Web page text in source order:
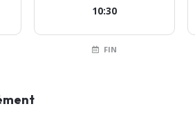
10:30
FIN